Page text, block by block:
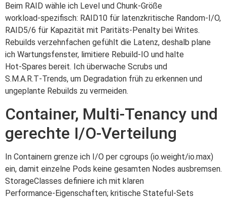
Beim RAID wähle ich Level und Chunk‑Größe
workload‑spezifisch: RAID10 für latenzkritische Random‑I/O,
RAID5/6 für Kapazität mit Paritäts‑Penalty bei Writes.
Rebuilds verzehnfachen gefühlt die Latenz, deshalb plane
ich Wartungsfenster, limitiere Rebuild‑IO und halte
Hot‑Spares bereit. Ich überwache Scrubs und
S.M.A.R.T‑Trends, um Degradation früh zu erkennen und
ungeplante Rebuilds zu vermeiden.
Container, Multi-Tenancy und
gerechte I/O-Verteilung
In Containern grenze ich I/O per cgroups (io.weight/io.max)
ein, damit einzelne Pods keine gesamten Nodes ausbremsen.
StorageClasses definiere ich mit klaren
Performance‑Eigenschaften; kritische Stateful‑Sets